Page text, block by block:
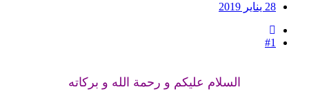
28 يناير 2019
#1
السلام عليكم و رحمة الله و بركاته